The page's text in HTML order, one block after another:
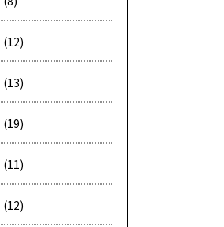
(12)
(13)
(19)
(11)
(12)